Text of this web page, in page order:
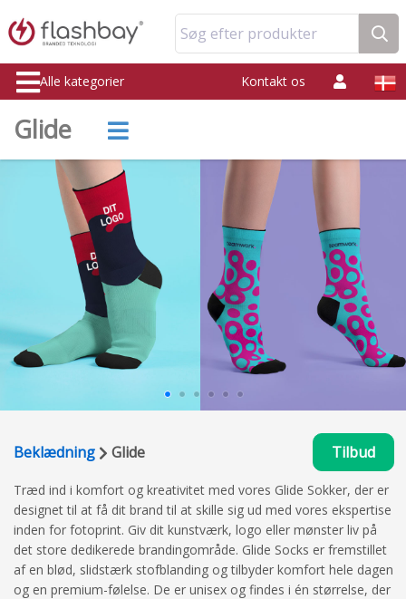
Søg efter produkter
Alle kategorier Kontakt os
Glide
Beklædning Glide Tilbud
Træd ind i komfort og kreativitet med vores Glide Sokker, der er
designet til at få dit brand til at skille sig ud med vores ekspertise
inden for fotoprint. Giv dit kunstværk, logo eller mønster liv på
det store dedikerede brandingområde. Glide Socks er fremstillet
af en blød, slidstærk stofblanding og tilbyder komfort hele dagen
og en premium-følelse. De er unisex og findes i én størrelse, der